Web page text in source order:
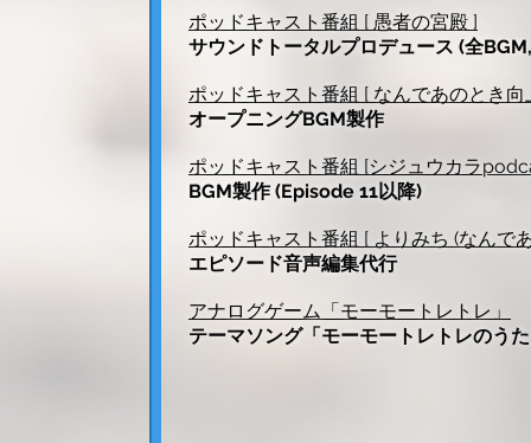
ポッドキャスト番組 [ 愚者の宮殿 ]
サウンドトータルプロデュース (全
ポッドキャスト番組 [ なんであのとき向
オープニングBGM製作
ポッドキャスト番組 [シジュウカラ
BGM製作 (Episode 11以降)
ポッドキャスト番組 [ よりみち (なんで
エピソード音声編集代行
アナログゲーム「モーモートレトレ」
テーマソング「モーモートレトレのう